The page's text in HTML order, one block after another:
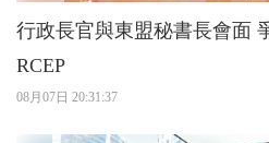
行政長官與東盟秘書長會面 爭取持份者挺港加入
RCEP
08月07日 20:31:37